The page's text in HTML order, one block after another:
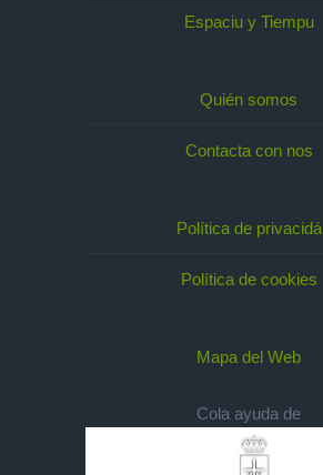
Espaciu y Tiempu
Quién somos
Contacta con nos
Política de privacidá
Política de cookies
Mapa del Web
Cola ayuda de